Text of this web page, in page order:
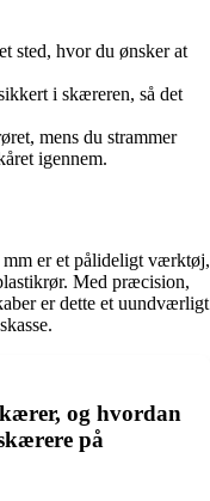
sted, hvor du ønsker at
i skæreren, så det
mens du strammer
igennem.
er et pålideligt værktøj,
Med præcision,
er dette et uundværligt
og hvordan
på